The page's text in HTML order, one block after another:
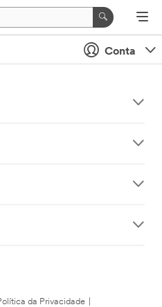
Conta
da Privacidade